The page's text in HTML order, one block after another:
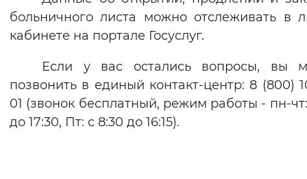
больничного листа можно отслеживать в
кабинете на портале Госуслуг.
Если у вас остались вопросы, вы
позвонить в единый контакт-центр: 8 (800)
01 (звонок бесплатный, режим работы - пн-
до 17:30, Пт: с 8:30 до 16:15).